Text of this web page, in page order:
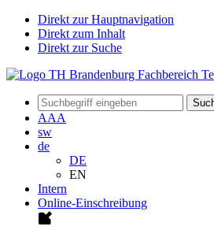
Direkt zur Hauptnavigation
Direkt zum Inhalt
Direkt zur Suche
AAA
sw
de
DE
EN
Intern
Online-Einschreibung